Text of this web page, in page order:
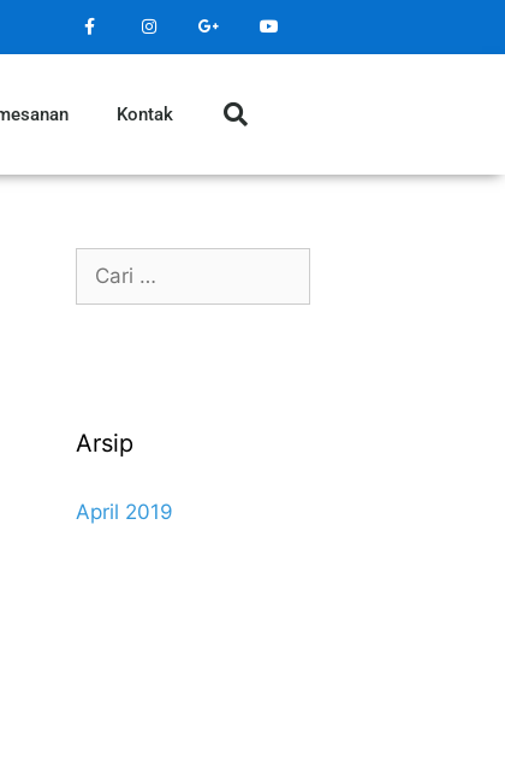
Kontak
Arsip
April 2019